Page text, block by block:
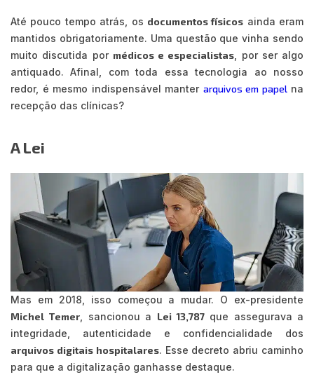
Até pouco tempo atrás, os documentos físicos ainda eram
mantidos obrigatoriamente. Uma questão que vinha sendo
muito discutida por médicos e especialistas , por ser algo
antiquado. Afinal, com toda essa tecnologia ao nosso
redor, é mesmo indispensável manter arquivos em papelna
recepção das clínicas?
A Lei
Mas em 2018, isso começou a mudar. O ex-presidente
Michel Temer , sancionou a Lei 13,787que assegurava a
integridade, autenticidade e confidencialidade dos
arquivos digitais hospitalares. Esse decreto abriu caminho
para que a digitalização ganhasse destaque.